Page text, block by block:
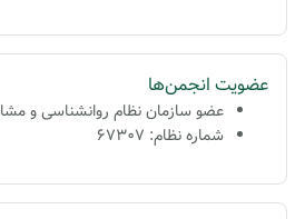
عضویت انجمن‌ها
عضو سازمان نظام روانشناسی و
شماره نظام: 67307